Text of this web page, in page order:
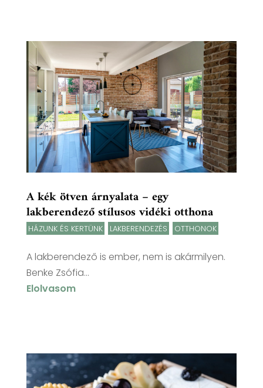
A kék ötven árnyalata – egy
lakberendező stílusos vidéki otthona
HÁZUNK ÉS KERTÜNK LAKBERENDEZÉS OTTHONOK
A lakberendező is ember, nem is akármilyen.
Benke Zsófia...
Elolvasom